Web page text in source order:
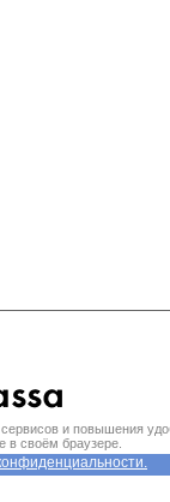
и повышения
в своём браузере.